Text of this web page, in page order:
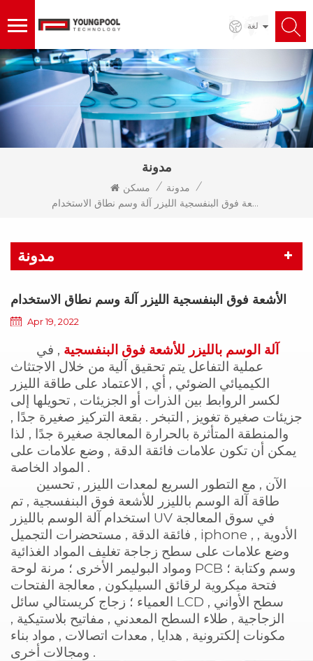
لغة
مدونة
مسكن / مدونة /
الأشعة فوق البنفسجية الليزر آلة وسم نطاق الاستخدام
مدونة
الأشعة فوق البنفسجية الليزر آلة وسم نطاق الاستخدام
Apr 19, 2022
آلة الوسم بالليزر للأشعة فوق البنفسجية , في
عملية التفاعل يتم تحقيق آلية من خلال الاجتثاث
الكيميائي الضوئي , أي , الاعتماد على طاقة الليزر
لكسر الروابط بين الذرات أو الجزيئات , تحويلها إلى
جزيئات صغيرة تغويز , التبخر . بقعة التركيز صغيرة جدًا ,
والمنطقة المتأثرة بالحرارة المعالجة صغيرة جدًا , لذا
يمكن أن تكون علامات فائقة الدقة , وضع علامات على
المواد الخاصة .
الآن , مع التطور السريع لمعدات الليزر , تحسين
طاقة آلة الوسم بالليزر للأشعة فوق البنفسجية , تم
استخدام آلة الوسم بالليزر UV في سوق المعالجة
فائقة الدقة , مستحضرات التجميل , iphone , الأدوية ,
وضع علامات على سطح زجاجة تغليف المواد الغذائية
ومواد البوليمر الأخرى ؛ مرنة لوحة PCB وسم وكتابة ؛
فتحة ميكروية لرقائق السيليكون , معالجة الفتحات
العمياء ؛ زجاج كريستالي سائل LCD , سطح الأواني
الزجاجية , طلاء السطح المعدني , مفاتيح بلاستيكية ,
مكونات إلكترونية , هدايا , معدات اتصالات , مواد بناء
ومجالات أخرى .